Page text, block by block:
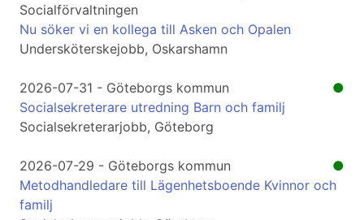
Socialförvaltningen
Nu söker vi en kollega till Asken och Opalen
Undersköterskejobb, Oskarshamn
●
2026-07-31 - Göteborgs kommun
Socialsekreterare utredning Barn och familj
Socialsekreterarjobb, Göteborg
●
2026-07-29 - Göteborgs kommun
Metodhandledare till Lägenhetsboende Kvinnor och
familj